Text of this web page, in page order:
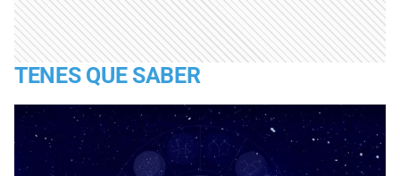
TENES QUE SABER